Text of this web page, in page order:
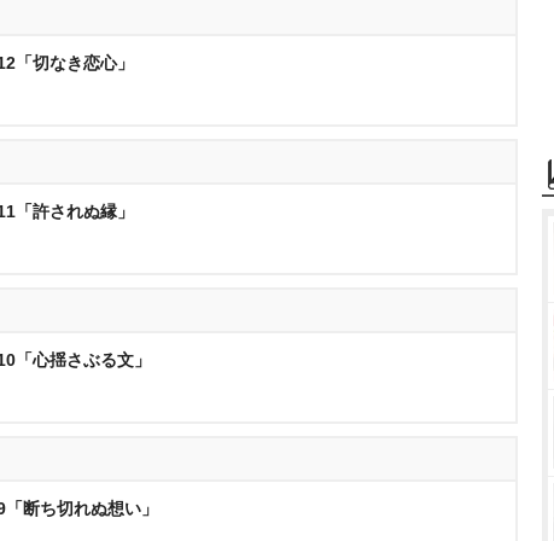
「切なき恋心」
「許されぬ縁」
「心揺さぶる文」
断ち切れぬ想い」